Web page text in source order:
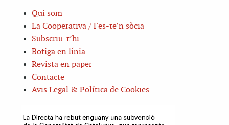
Qui som
La Cooperativa / Fes-te’n sòcia
Subscriu-t’hi
Botiga en línia
Revista en paper
Contacte
Avis Legal & Política de Cookies